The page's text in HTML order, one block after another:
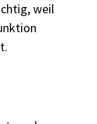
weil